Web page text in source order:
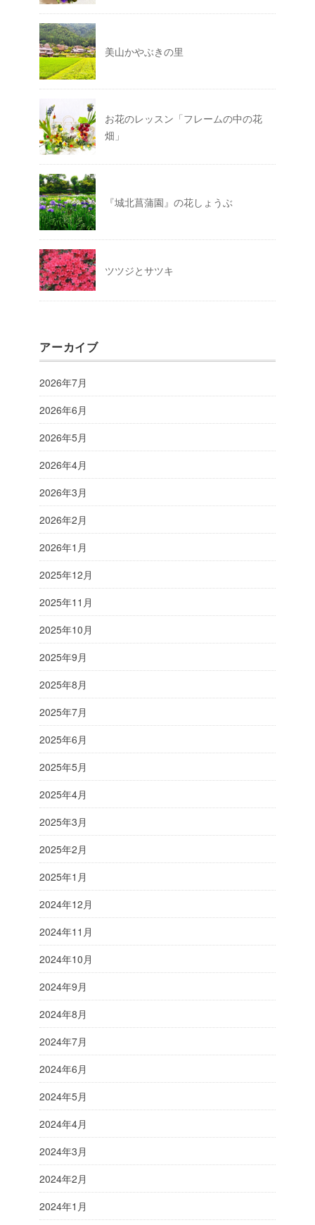
美山かやぶきの里
お花のレッスン「フレームの中の花
畑」
『城北菖蒲園』の花しょうぶ
ツツジとサツキ
アーカイブ
2026年7月
2026年6月
2026年5月
2026年4月
2026年3月
2026年2月
2026年1月
2025年12月
2025年11月
2025年10月
2025年9月
2025年8月
2025年7月
2025年6月
2025年5月
2025年4月
2025年3月
2025年2月
2025年1月
2024年12月
2024年11月
2024年10月
2024年9月
2024年8月
2024年7月
2024年6月
2024年5月
2024年4月
2024年3月
2024年2月
2024年1月